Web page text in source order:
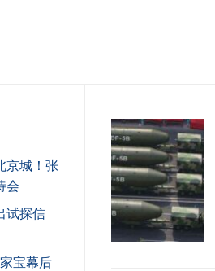
京城！张
会
试探信
宝幕后